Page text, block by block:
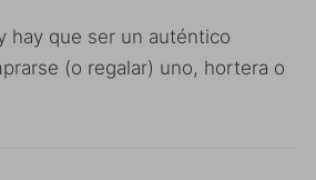
hay que ser un auténtico
(o regalar) uno, hortera o